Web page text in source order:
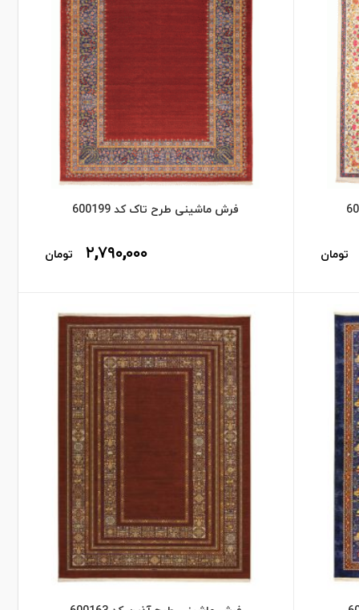
تومان
فرش ماشینی طرح تاک کد 600199
۲,۷۹۰,۰۰۰ تومان